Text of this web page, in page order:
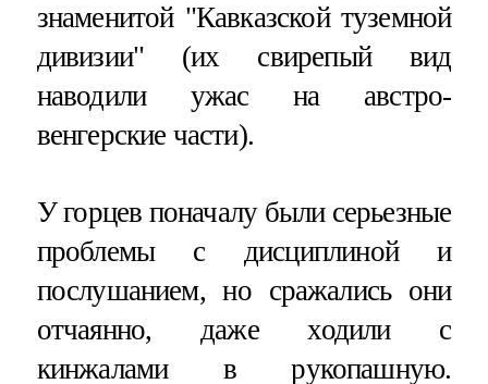
знаменитой "Кавказской туземной
дивизии" (их свирепый вид
наводили ужас на австро-
венгерские части).
У горцев поначалу были серьезные
проблемы с дисциплиной и
послушанием, но сражались они
отчаянно, даже ходили с
кинжалами в рукопашную.